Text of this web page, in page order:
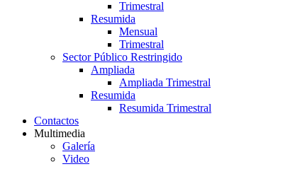
Trimestral
Resumida
Mensual
Trimestral
Sector Público Restringido
Ampliada
Ampliada Trimestral
Resumida
Resumida Trimestral
Contactos
Multimedia
Galería
Video